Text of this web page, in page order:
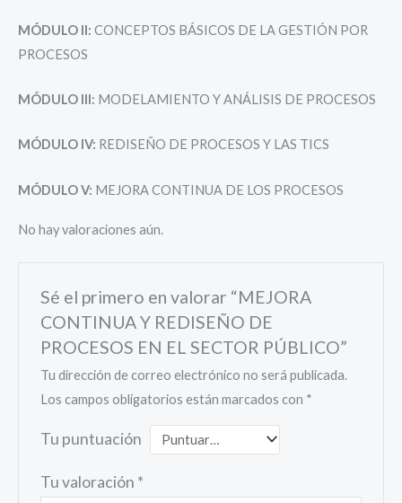
MÓDULO II: CONCEPTOS BÁSICOS DE LA GESTIÓN POR
PROCESOS
MÓDULO III: MODELAMIENTO Y ANÁLISIS DE PROCESOS
MÓDULO IV: REDISEÑO DE PROCESOS Y LAS TICS
MÓDULO V: MEJORA CONTINUA DE LOS PROCESOS
No hay valoraciones aún.
Sé el primero en valorar “MEJORA
CONTINUA Y REDISEÑO DE
PROCESOS EN EL SECTOR PÚBLICO”
Tu dirección de correo electrónico no será publicada.
Los campos obligatorios están marcados con *
Tu puntuación
Tu valoración *